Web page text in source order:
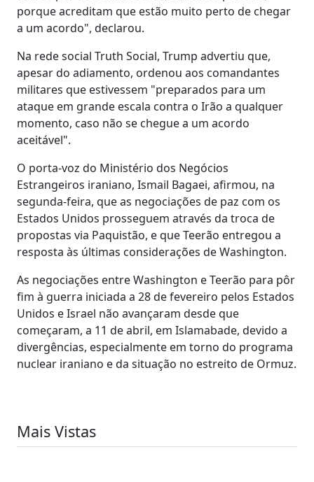
porque acreditam que estão muito perto de chegar
a um acordo", declarou.
Na rede social Truth Social, Trump advertiu que,
apesar do adiamento, ordenou aos comandantes
militares que estivessem "preparados para um
ataque em grande escala contra o Irão a qualquer
momento, caso não se chegue a um acordo
aceitável".
O porta-voz do Ministério dos Negócios
Estrangeiros iraniano, Ismail Bagaei, afirmou, na
segunda-feira, que as negociações de paz com os
Estados Unidos prosseguem através da troca de
propostas via Paquistão, e que Teerão entregou a
resposta às últimas considerações de Washington.
As negociações entre Washington e Teerão para pôr
fim à guerra iniciada a 28 de fevereiro pelos Estados
Unidos e Israel não avançaram desde que
começaram, a 11 de abril, em Islamabade, devido a
divergências, especialmente em torno do programa
nuclear iraniano e da situação no estreito de Ormuz.
Mais Vistas